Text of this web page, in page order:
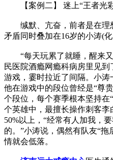
【案例二】 迷上“王者光彩
缄默、亢奋，前者是在理
矛盾同时叠加在16岁的小涛(化
“每天玩累了就睡，醒来又
民医院酒瘾网瘾科病房里见
游戏，霎时拉近了间隔。小涛
他在游戏中的段位曾经是“尊
个段位，每个赛季根本坚持在
个英雄中，最擅长操作刺客
50%以上，“经常有人加我，
的。”小涛说，偶然有队友“
情就会低落。